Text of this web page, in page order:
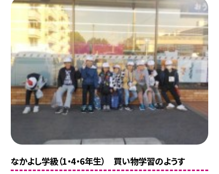
なかよし学級（1・4・6年生） 買い物学習のようす